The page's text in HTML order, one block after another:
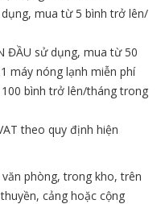
mua từ 5 bình trở lên/
ĐẦU sử dụng, mua từ 50
máy nóng lạnh miễn phí
bình trở lên/tháng trong
theo quy định hiện
phòng, trong kho, trên
cảng hoặc cộng